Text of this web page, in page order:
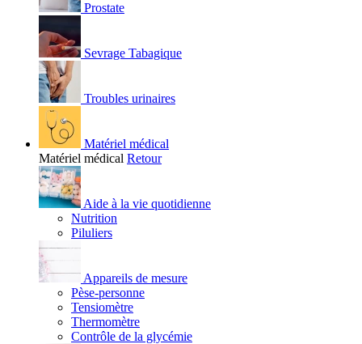
Prostate
Sevrage Tabagique
Troubles urinaires
Matériel médical
Matériel médical Retour
Aide à la vie quotidienne
Nutrition
Piluliers
Appareils de mesure
Pèse-personne
Tensiomètre
Thermomètre
Contrôle de la glycémie